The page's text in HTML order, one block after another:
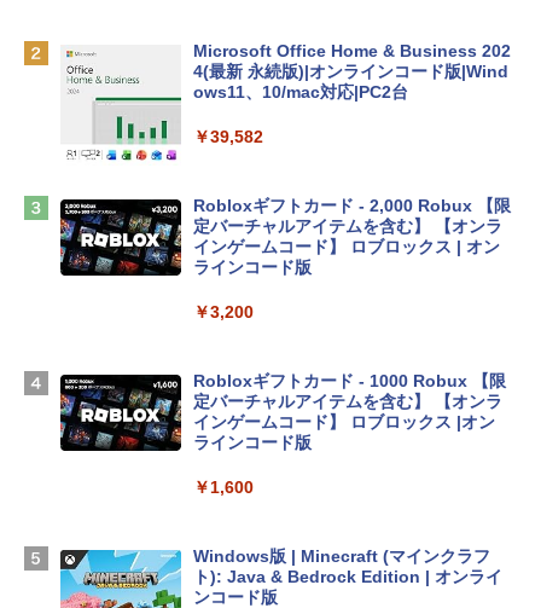
￥162,598
ンケース Dell NEC Lavie ASUS HP dyna
￥2,952
Apple 2026 MacBook Air M5チップ搭載
igence、13.6インチLiquid Retinaディ
ームカメラ、日本語キーボード、Touch I
D - シルバー
￥261,414
SSD インテル Core 5
￥129,800
Microsoft Office Home & Business 202
4(最新 永続版)|オンラインコード版|Wind
ows11、10/mac対応|PC2台
￥39,582
Robloxギフトカード - 2,000 Robux 【限
定バーチャルアイテムを含む】 【オンラ
インゲームコード】 ロブロックス | オン
ラインコード版
￥3,200
Robloxギフトカード - 1000 Robux 【限
定バーチャルアイテムを含む】 【オンラ
インゲームコード】 ロブロックス |オン
ラインコード版
￥1,600
Windows版 | Minecraft (マインクラフ
ト): Java & Bedrock Edition | オンライ
ンコード版